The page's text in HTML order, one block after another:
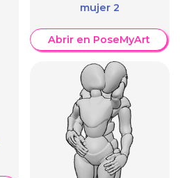
mujer 2
Abrir en PoseMyArt